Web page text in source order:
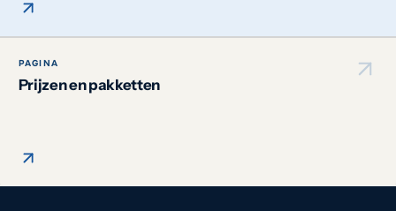
PAGINA
Prijzen en pakketten